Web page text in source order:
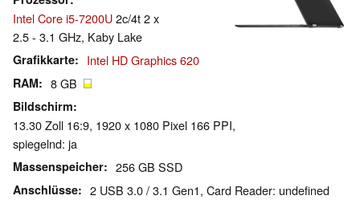
Intel Core i5-7200U2c/4t 2 x
2.5 - 3.1 GHz, Kaby Lake
Grafikkarte Intel HD Graphics 620
RAM 8 GB
Bildschirm
13.30 Zoll 16:9, 1920 x 1080 Pixel 166 PPI,
spiegelnd: ja
Massenspeicher 256 GB SSD
Anschlüsse 2 USB 3.0 / 3.1 Gen1, Card Reader: undefined